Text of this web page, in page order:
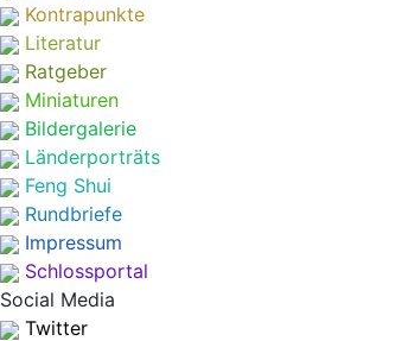
Kontrapunkte
Literatur
Ratgeber
Miniaturen
Bildergalerie
Länderporträts
Feng Shui
Rundbriefe
Impressum
Schlossportal
Social Media
Twitter